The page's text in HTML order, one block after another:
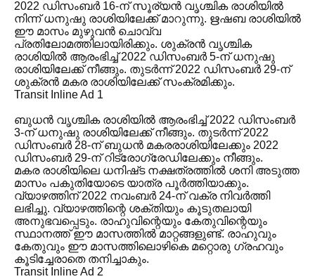
2022 ഡിസംബർ 16-ന് സൂര്യൻ വൃശ്ചിക രാശിയിൽ
നിന്ന് ധനുഷു രാശിയിലേക്ക് മാറുന്നു. ഋഷബ രാശിയിൽ
ഈ മാസം മുഴുവൻ ചൊവ്വ
പ്രതിലോമത്തിലായിരിക്കും. ശുക്രൻ വൃശ്ചിക
രാശിയിൽ ആരംഭിച്ച് 2022 ഡിസംബർ 5-ന് ധനുഷു
രാശിയിലേക്ക് നീങ്ങും. തുടർന്ന് 2022 ഡിസംബർ 29-ന്
ശുക്രൻ മകര രാശിയിലേക്ക് സംക്രമിക്കും.
Transit Inline Ad 1
ബുധൻ വൃശ്ചിക രാശിയിൽ ആരംഭിച്ച് 2022 ഡിസംബർ
3-ന് ധനുഷു രാശിയിലേക്ക് നീങ്ങും. തുടർന്ന് 2022
ഡിസംബർ 28-ന് ബുധൻ മകരരാശിയിലേക്കും 2022
ഡിസംബർ 29-ന് റിട്രോഗ്രേഡിലേക്കും നീങ്ങും.
മകര രാശിയിലെ ധനിഷ്‌ട നക്ഷത്രത്തിൽ ശനി അടുത്ത
മാസം പകുതിയോടെ യാത്ര പൂർത്തിയാക്കും.
വ്യാഴത്തിന് 2022 നവംബർ 24-ന് വക്ര നിവർത്തി
ലഭിച്ചു. വ്യാഴത്തിന്റെ ശക്തിയും കൂടുതലായി
അനുഭവപ്പെടും. രാഹുവിന്റെയും കേതുവിന്റെയും
സ്ഥാനത്ത് ഈ മാസത്തിൽ മാറ്റങ്ങളുണ്ട്. രാഹുവും
കേതുവും ഈ മാസത്തിലൊഴികെ മറ്റൊരു ഗ്രഹവും
കൂടിച്ചേരാതെ തനിച്ചാകും.
Transit Inline Ad 2